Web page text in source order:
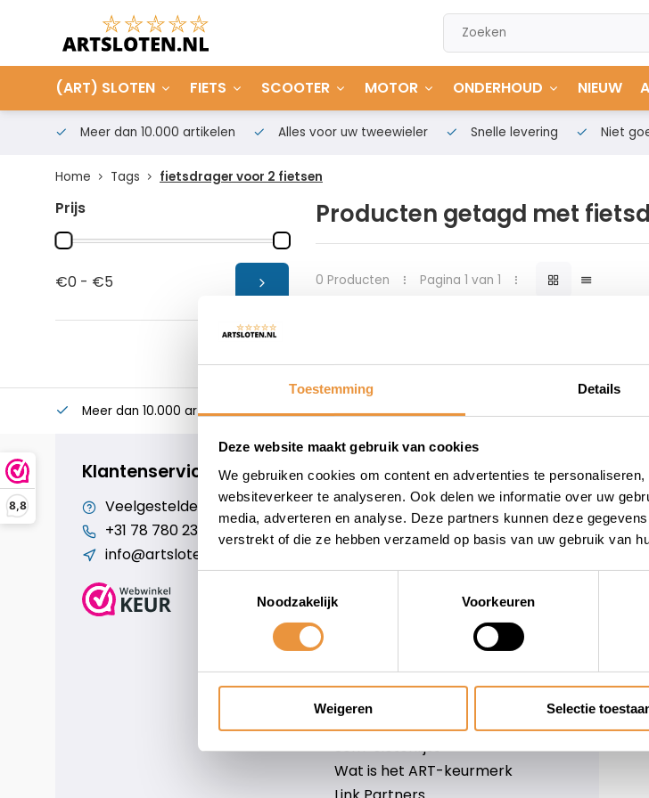
Toestemming Details
Deze website maakt gebruik van cookies
We gebruiken cookies om content en advertenties te
websiteverkeer te analyseren. Ook delen we informatie over uw
media, adverteren en analyse. Deze partners kunnen deze
verstrekt of die ze hebben verzameld op basis van uw gebruik van
Noodzakelijk
Voorkeuren
Weigeren Selectie
8,8
(ART) SLOTEN FIETS SCOOTER MOTOR ONDERHOUD NIEUW
Meer dan 10.000 artikelen Alles voor uw tweewieler Snelle levering Niet
Home Tags fietsdrager voor 2 fietsen
Prijs
€0 - €5
Producten getagd met
0 Producten Pagina 1 van 1
Meer dan 10.000 artikelen Alles voor uw tweewieler
Klantenservice
Veelgestelde vragen
+31 78 780 2330
info@artsloten.nl
Cookiebeleid
Over ons
Privacy Policy
Verzenden & retourneren
Contact
Sitemap
Art-slotenlijst
Scm-slotenlijst
Wat is het ART-keurmerk
Blog